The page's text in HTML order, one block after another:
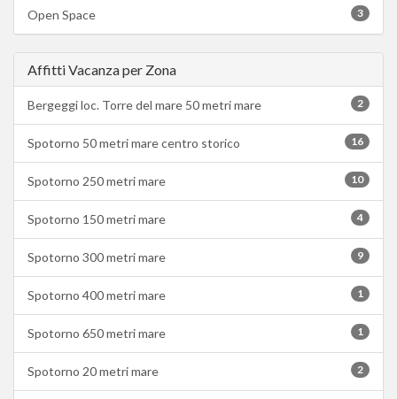
3
Open Space
Affitti Vacanza per Zona
2
Bergeggi loc. Torre del mare 50 metri mare
16
Spotorno 50 metri mare centro storico
10
Spotorno 250 metri mare
4
Spotorno 150 metri mare
9
Spotorno 300 metri mare
1
Spotorno 400 metri mare
1
Spotorno 650 metri mare
2
Spotorno 20 metri mare